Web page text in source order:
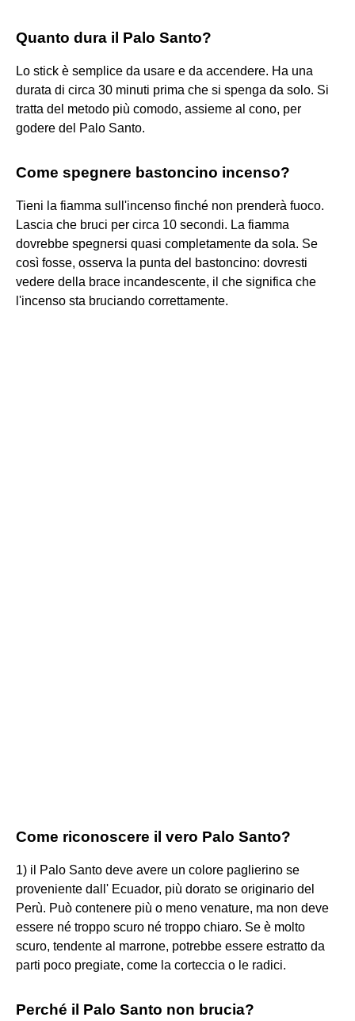
Quanto dura il Palo Santo?
Lo stick è semplice da usare e da accendere. Ha una
durata di circa 30 minuti prima che si spenga da solo. Si
tratta del metodo più comodo, assieme al cono, per
godere del Palo Santo.
Come spegnere bastoncino incenso?
Tieni la fiamma sull'incenso finché non prenderà fuoco.
Lascia che bruci per circa 10 secondi. La fiamma
dovrebbe spegnersi quasi completamente da sola. Se
così fosse, osserva la punta del bastoncino: dovresti
vedere della brace incandescente, il che significa che
l'incenso sta bruciando correttamente.
Come riconoscere il vero Palo Santo?
1) il Palo Santo deve avere un colore paglierino se
proveniente dall' Ecuador, più dorato se originario del
Perù. Può contenere più o meno venature, ma non deve
essere né troppo scuro né troppo chiaro. Se è molto
scuro, tendente al marrone, potrebbe essere estratto da
parti poco pregiate, come la corteccia o le radici.
Perché il Palo Santo non brucia?